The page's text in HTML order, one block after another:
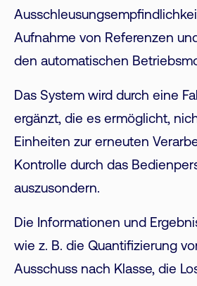
Aufnahme von Referenzen
den automatischen
Das System wird durch eine
ergänzt, die es ermöglicht,
Einheiten zur erneuten
Kontrolle durch das
auszusondern.
Die Informationen und
wie z. B. die Quantifizierung
Ausschuss nach Klasse, die